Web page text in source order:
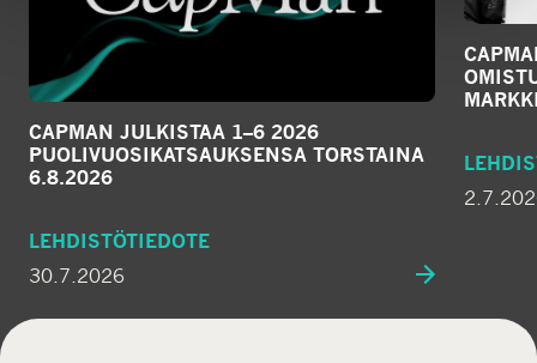
CAPMAN JULKISTAA 1–6 2026
PUOLIVUOSIKATSAUKSENSA TORSTAINA
6.8.2026
LEHDISTÖTIEDOTE
30.7.2026